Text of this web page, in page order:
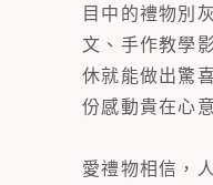
目中的禮物別
文、手作教學
休就能做出驚
份感動貴在心
愛禮物相信，